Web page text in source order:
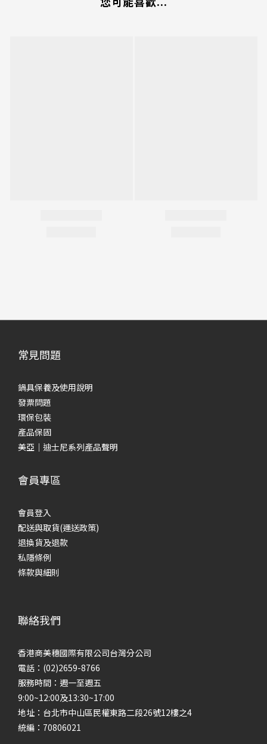
常見問題
鍋具保養及使用說明
發票問題
環保包裝
產品保固
美亞｜迪士尼系列產品聲明
會員專區
會員登入
配送與取貨(運送政策)
退換貨及退款
私隱條例
條款與細則
聯絡我們
香港商美穗國際有限公司台灣分公司
電話：(02)2659-8766
服務時間：週一至週五
9:00~12:00及13:30~17:00
地址：台北市中山區民權東路二段26號12樓之4
統編：70806021